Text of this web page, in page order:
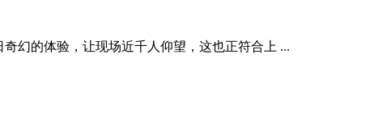
幻的体验，让现场近千人仰望，这也正符合上 ...